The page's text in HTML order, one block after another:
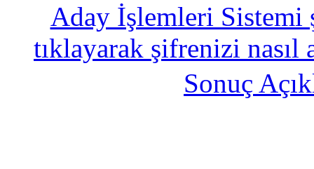
Aday İşlemleri Sistemi
tıklayarak şifrenizi
Sonuç